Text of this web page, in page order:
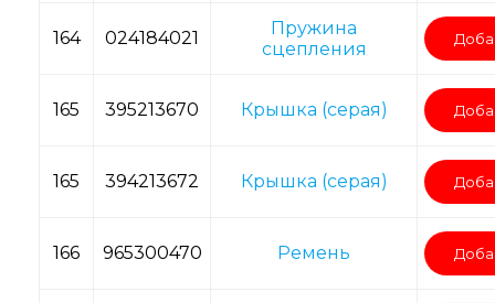
164 024184021
Пружина
сцепления
165 395213670 Крышка (серая)
165 394213672 Крышка (серая)
166 965300470 Ремень